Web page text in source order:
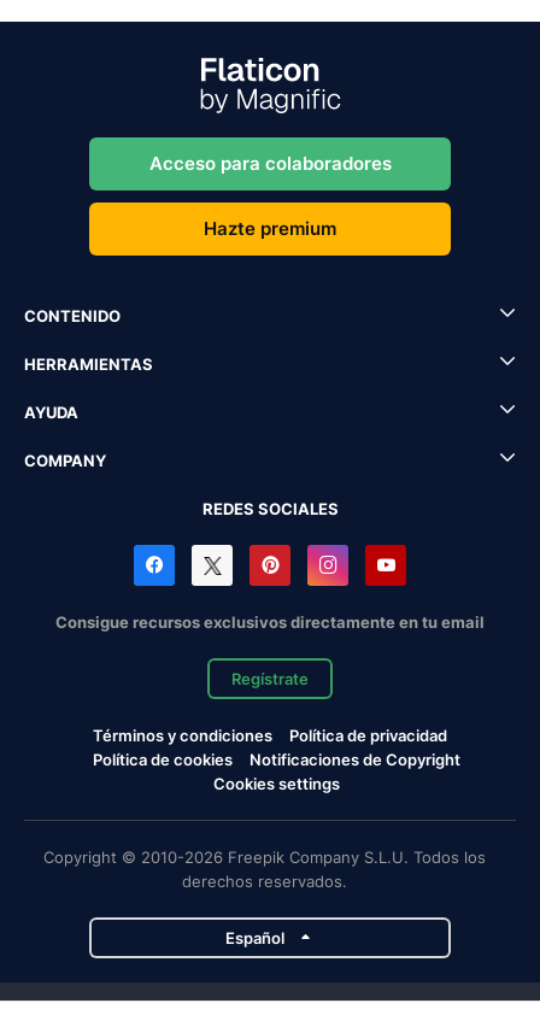
Acceso para colaboradores
Hazte premium
CONTENIDO
HERRAMIENTAS
AYUDA
COMPANY
REDES SOCIALES
Consigue recursos exclusivos directamente en tu email
Regístrate
Términos y condiciones
Política de privacidad
Política de cookies
Notificaciones de Copyright
Cookies settings
Copyright © 2010-2026 Freepik Company S.L.U. Todos los
derechos reservados.
Español